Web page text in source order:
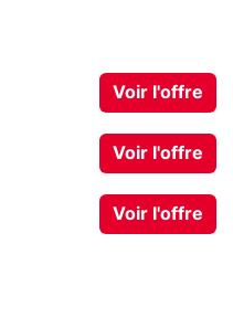
Voir l'offre
Voir l'offre
Voir l'offre